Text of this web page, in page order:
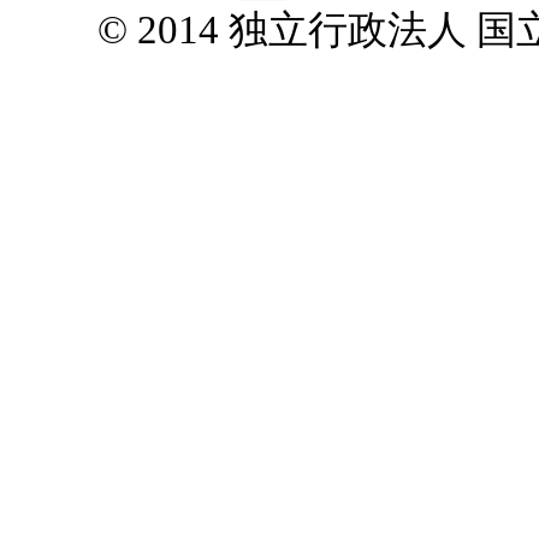
© 2014 独立行政法人 国